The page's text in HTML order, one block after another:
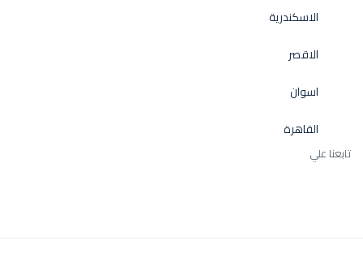
الاسكندرية
الاقصر
اسوان
القاهرة
تابعنا علي